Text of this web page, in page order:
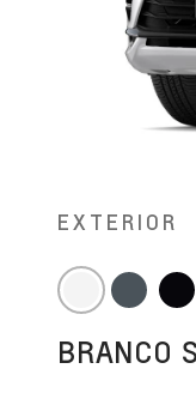
EXTERIOR
BRANCO